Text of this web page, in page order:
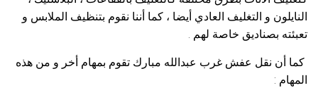
النايلون و التغليف العادي أيضا ، كما أننا نقوم بتنظيف الملابس و
تعبئته بصناديق خاصة لهم .
كما أن نقل عفش غرب عبدالله مبارك تقوم بمهام أخر و من هذه
المهام :